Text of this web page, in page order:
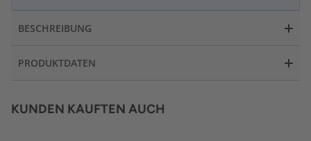
BESCHREIBUNG
PRODUKTDATEN
KUNDEN KAUFTEN AUCH